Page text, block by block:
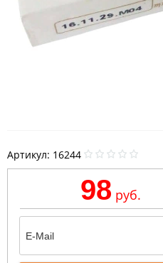
Артикул: 16244
98 руб.